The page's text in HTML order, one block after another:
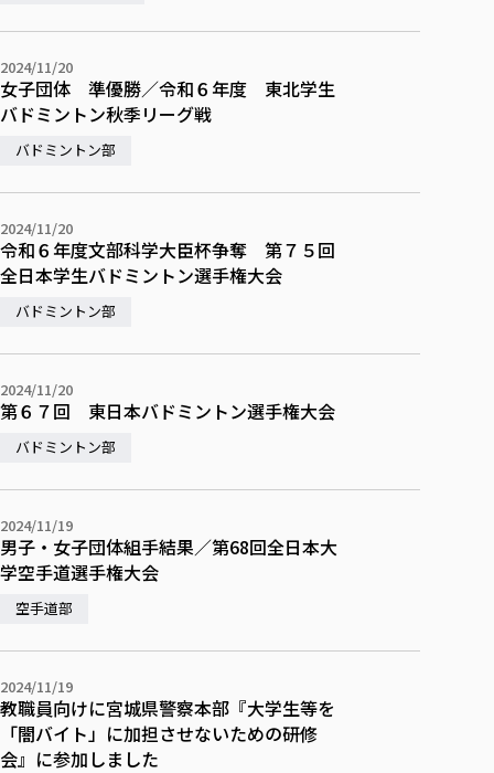
2024/11/20
女子団体 準優勝／令和６年度 東北学生
バドミントン秋季リーグ戦
バドミントン部
2024/11/20
令和６年度文部科学大臣杯争奪 第７５回
全日本学生バドミントン選手権大会
バドミントン部
2024/11/20
第６７回 東日本バドミントン選手権大会
バドミントン部
2024/11/19
男子・女子団体組手結果／第68回全日本大
学空手道選手権大会
空手道部
2024/11/19
教職員向けに宮城県警察本部『大学生等を
「闇バイト」に加担させないための研修
会』に参加しました